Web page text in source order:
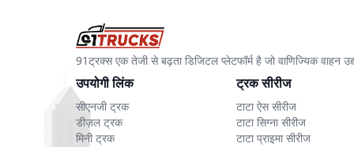
91ट्रक्स एक तेजी से बढ़ता डिजिटल प्लेटफॉर्म है जो वाणिज्यिक वाहन
उपयोगी लिंक
सीएनजी ट्रक
डीज़ल ट्रक
मिनी ट्रक
ट्रक सीरीज
टाटा ऐस सीरीज
टाटा सिग्ना सीरीज
टाटा प्राइमा सीरीज